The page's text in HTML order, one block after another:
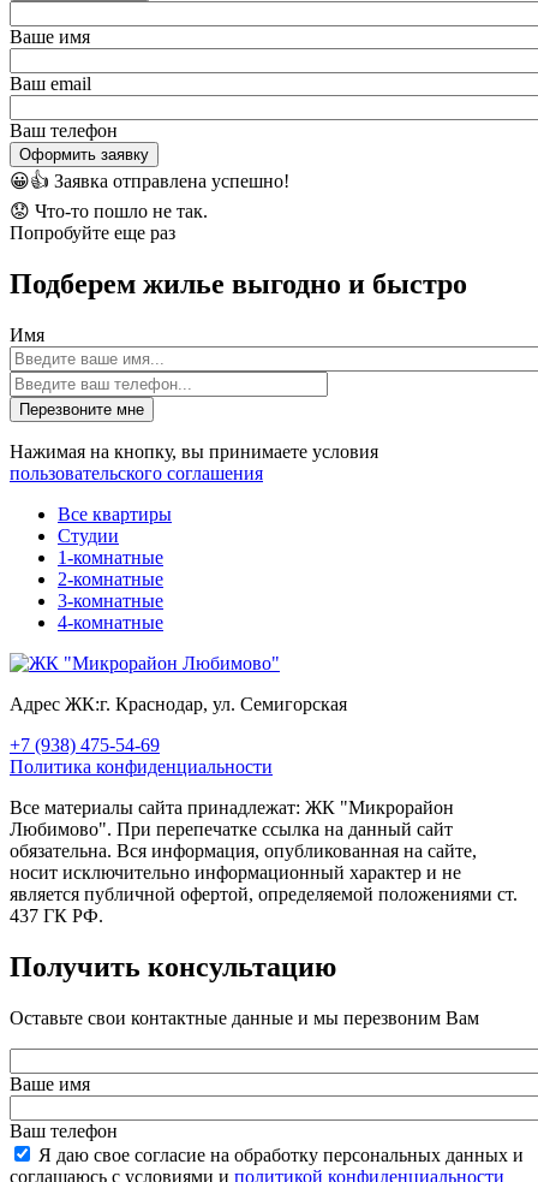
Ваше имя
Ваш email
Ваш телефон
Оформить заявку
😀👍 Заявка отправлена успешно!
😟 Что-то пошло не так.
Попробуйте еще раз
Подберем жилье выгодно и быстро
Имя
Перезвоните мне
Нажимая на кнопку, вы принимаете условия
пользовательского соглашения
Все квартиры
Студии
1-комнатные
2-комнатные
3-комнатные
4-комнатные
Адрес ЖК:г. Краснодар, ул. Семигорская
+7 (938) 475-54-69
Политика конфиденциальности
Все материалы сайта принадлежат: ЖК "Микрорайон
Любимово". При перепечатке ссылка на данный сайт
обязательна. Вся информация, опубликованная на сайте,
носит исключительно информационный характер и не
является публичной офертой, определяемой положениями ст.
437 ГК РФ.
Получить консультацию
Оставьте свои контактные данные и мы перезвоним Вам
Ваше имя
Ваш телефон
Я даю свое согласие на обработку персональных данных и
соглашаюсь с условиями и политикой конфиденциальности